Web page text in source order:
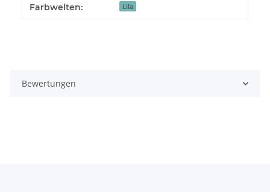
Farbwelten: Lila
Bewertungen